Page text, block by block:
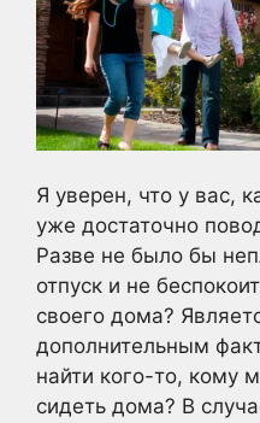
Я уверен, что у вас,
уже достаточно
Разве не было бы
отпуск и не
своего дома?
дополнительным
найти кого-то, кому
сидеть дома? В